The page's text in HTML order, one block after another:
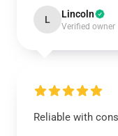
L Lincoln
Verified owner
Reliable with